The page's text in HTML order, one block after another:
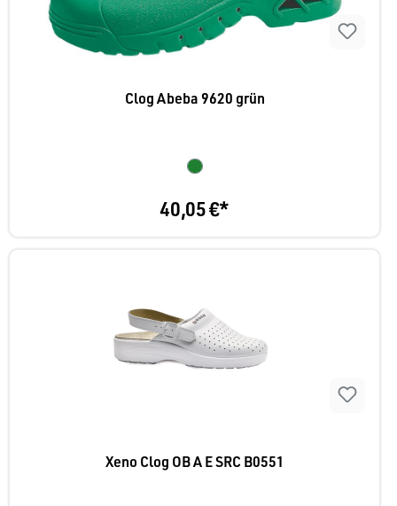
Clog Abeba 9620 grün
40,05 €*
Xeno Clog OB A E SRC B0551